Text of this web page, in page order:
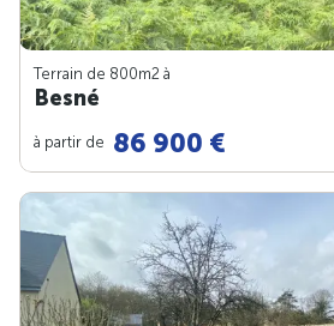
Terrain de 800m2 à
Besné
à partir de 86 900 €